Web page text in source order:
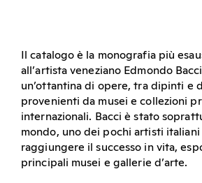
Il catalogo è la monografia più
all’artista veneziano Edmondo Bacci
un’ottantina di opere, tra dipinti e
provenienti da musei e collezioni
internazionali. Bacci è stato
mondo, uno dei pochi artisti italiani
raggiungere il successo in vita,
principali musei e gallerie d’arte.